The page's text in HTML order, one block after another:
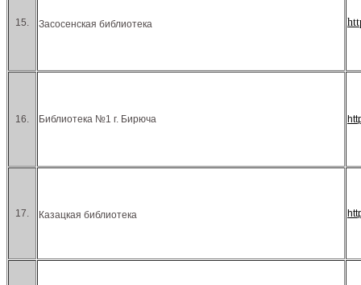
15. Засосенская библиотека
16. Библиотека №1 г. Бирюча
17. Казацкая библиотека